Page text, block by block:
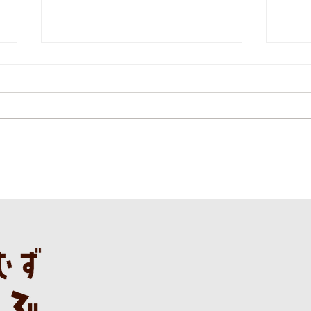
本日の直売所8月6日(木) 本日